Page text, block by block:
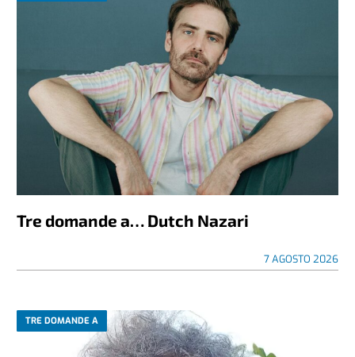
Tre domande a… Dutch Nazari
7 AGOSTO 2026
TRE DOMANDE A